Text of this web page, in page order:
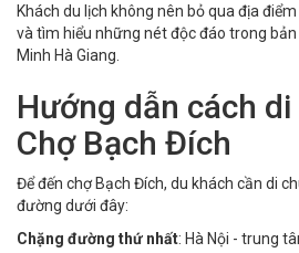
Khách du lịch không nên bỏ qua địa
và tìm hiểu những nét độc đáo trong
Minh Hà Giang
Hướng dẫn cách
Chợ Bạch Đích
Để đến chợ Bạch Đích, du khách cần di
đường dưới đây:
Chặng đường thứ nhất: Hà Nội - trung